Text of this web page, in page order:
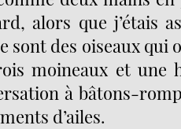
alors que j’étais
sont des oiseaux qui
moineaux et une
à bâtons-
d’ailes.